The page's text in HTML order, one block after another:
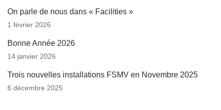
On parle de nous dans « Facilities »
1 février 2026
Bonne Année 2026
14 janvier 2026
Trois nouvelles installations FSMV en Novembre 2025
6 décembre 2025